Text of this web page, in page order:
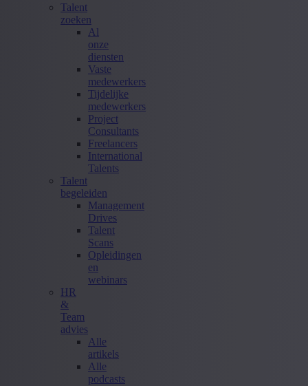
Talent
zoeken
Al
onze
diensten
Vaste
medewerkers
Tijdelijke
medewerkers
Project
Consultants
Freelancers
International
Talents
Talent
begeleiden
Management
Drives
Talent
Scans
Opleidingen
en
webinars
HR
&
Team
advies
Alle
artikels
Alle
podcasts